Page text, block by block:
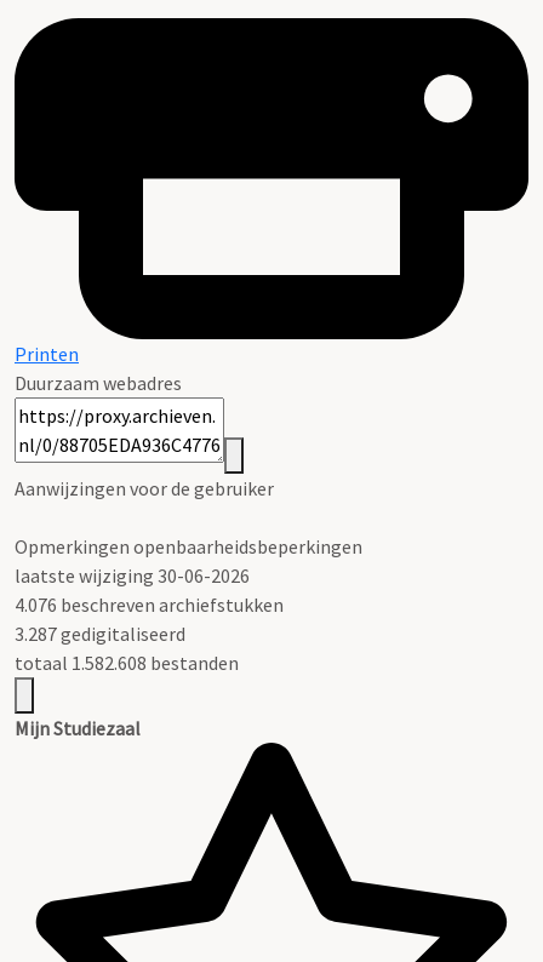
Printen
Duurzaam webadres
Aanwijzingen voor de gebruiker
Opmerkingen openbaarheidsbeperkingen
laatste wijziging 30-06-2026
4.076 beschreven archiefstukken
3.287 gedigitaliseerd
totaal 1.582.608 bestanden
Mijn Studiezaal